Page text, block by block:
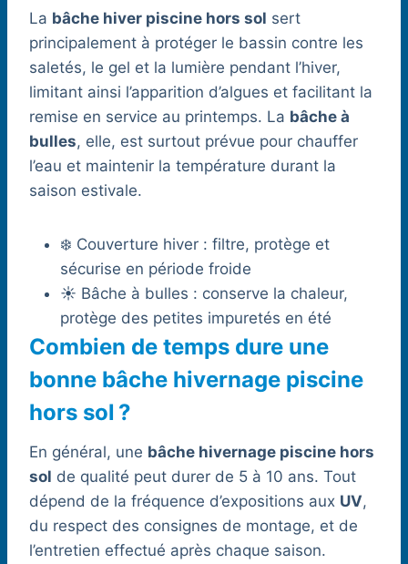
La bâche hiver piscine hors sol sert
principalement à protéger le bassin contre les
saletés, le gel et la lumière pendant l’hiver,
limitant ainsi l’apparition d’algues et facilitant la
remise en service au printemps. La bâche à
bulles, elle, est surtout prévue pour chauffer
l’eau et maintenir la température durant la
saison estivale.
❄️ Couverture hiver : filtre, protège et
sécurise en période froide
☀️ Bâche à bulles : conserve la chaleur,
protège des petites impuretés en été
Combien de temps dure une
bonne bâche hivernage piscine
hors sol ?
En général, une bâche hivernage piscine hors
sol de qualité peut durer de 5 à 10 ans. Tout
dépend de la fréquence d’expositions aux UV,
du respect des consignes de montage, et de
l’entretien effectué après chaque saison.